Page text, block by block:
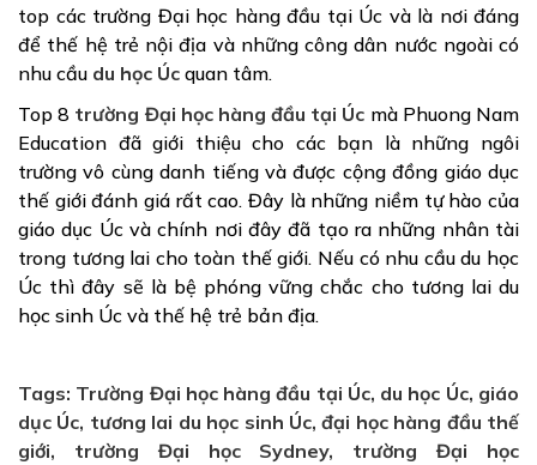
top các trường Đại học hàng đầu tại Úc và là nơi đáng
để thế hệ trẻ nội địa và những công dân nước ngoài có
nhu cầu du học Úc quan tâm.
Top 8 trường Đại học hàng đầu tại Úc mà Phuong Nam
Education đã giới thiệu cho các bạn là những ngôi
trường vô cùng danh tiếng và được cộng đồng giáo dục
thế giới đánh giá rất cao. Đây là những niềm tự hào của
giáo dục Úc và chính nơi đây đã tạo ra những nhân tài
trong tương lai cho toàn thế giới. Nếu có nhu cầu du học
Úc thì đây sẽ là bệ phóng vững chắc cho tương lai du
học sinh Úc và thế hệ trẻ bản địa.
Tags: Trường Đại học hàng đầu tại Úc, du học Úc, giáo
dục Úc, tương lai du học sinh Úc, đại học hàng đầu thế
giới, trường Đại học Sydney, trường Đại học